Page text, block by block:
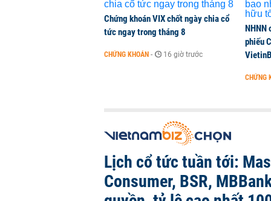
Chứng khoán VIX chốt ngày chia cổ
tức ngay trong tháng 8
CHỨNG KHOÁN - 16 giờ trước
NHNN
phiếu
CHỨNG
Lịch cổ tức tuần tới:
Consumer, BSR,